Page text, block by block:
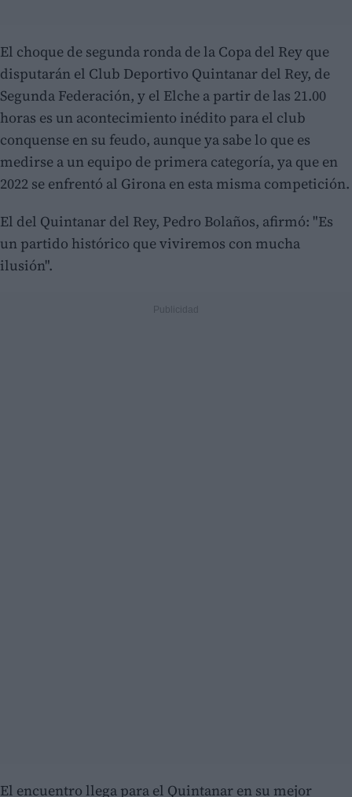
El choque de segunda ronda de la Copa del Rey que
disputarán el Club Deportivo Quintanar del Rey, de
Segunda Federación, y el Elche a partir de las 21.00
horas es un acontecimiento inédito para el club
conquense en su feudo, aunque ya sabe lo que es
medirse a un equipo de primera categoría, ya que en
2022 se enfrentó al Girona en esta misma competición.
El del Quintanar del Rey, Pedro Bolaños, afirmó: "Es
un partido histórico que viviremos con mucha
ilusión".
El encuentro llega para el Quintanar en su mejor